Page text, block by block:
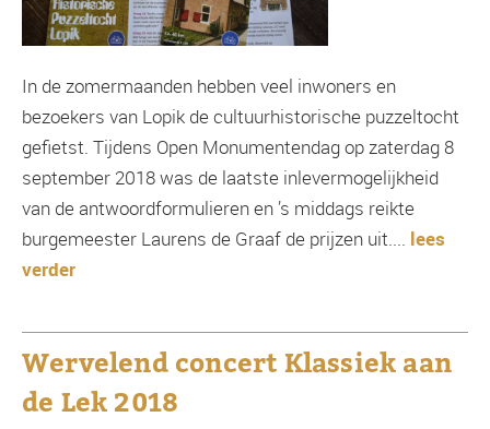
In de zomermaanden hebben veel inwoners en
bezoekers van Lopik de cultuurhistorische puzzeltocht
gefietst. Tijdens Open Monumentendag op zaterdag 8
september 2018 was de laatste inlevermogelijkheid
van de antwoordformulieren en ’s middags reikte
burgemeester Laurens de Graaf de prijzen uit.... lees
verder
Wervelend concert Klassiek aan
de Lek 2018